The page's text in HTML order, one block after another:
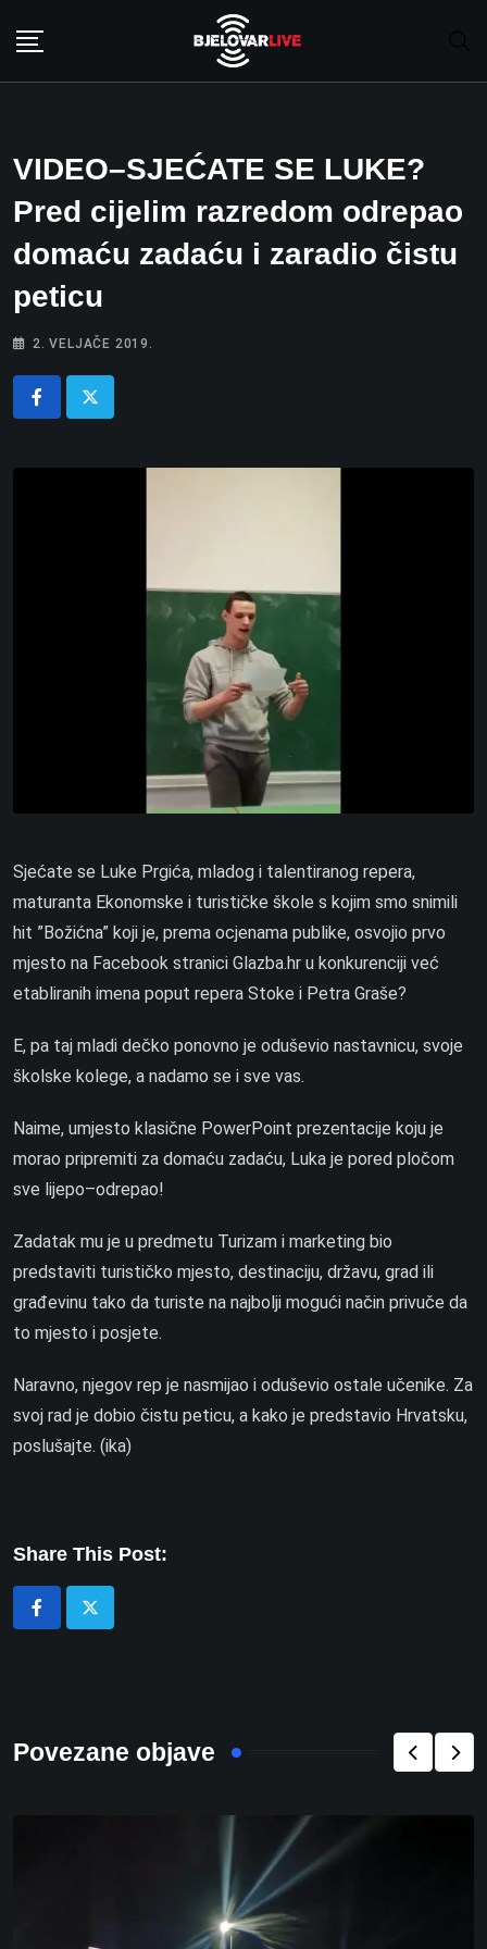
VIDEO–SJEĆATE SE LUKE?
Pred cijelim razredom odrepao
domaću zadaću i zaradio čistu
peticu
2. VELJAČE 2019.
Sjećate se Luke Prgića, mladog i talentiranog repera,
maturanta Ekonomske i turističke škole s kojim smo snimili
hit ”Božićna” koji je, prema ocjenama publike, osvojio prvo
mjesto na Facebook stranici Glazba.hr u konkurenciji već
etabliranih imena poput repera Stoke i Petra Graše?
E, pa taj mladi dečko ponovno je oduševio nastavnicu, svoje
školske kolege, a nadamo se i sve vas.
Naime, umjesto klasične PowerPoint prezentacije koju je
morao pripremiti za domaću zadaću, Luka je pored pločom
sve lijepo–odrepao!
Zadatak mu je u predmetu Turizam i marketing bio
predstaviti turističko mjesto, destinaciju, državu, grad ili
građevinu tako da turiste na najbolji mogući način privuče da
to mjesto i posjete.
Naravno, njegov rep je nasmijao i oduševio ostale učenike. Za
svoj rad je dobio čistu peticu, a kako je predstavio Hrvatsku,
poslušajte. (ika)
Share This Post:
Povezane objave